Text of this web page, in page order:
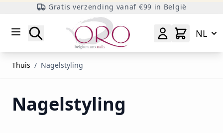
Gratis verzending vanaf €99 in België
Zoeken
NL
Thuis / Nagelstyling
Nagelstyling